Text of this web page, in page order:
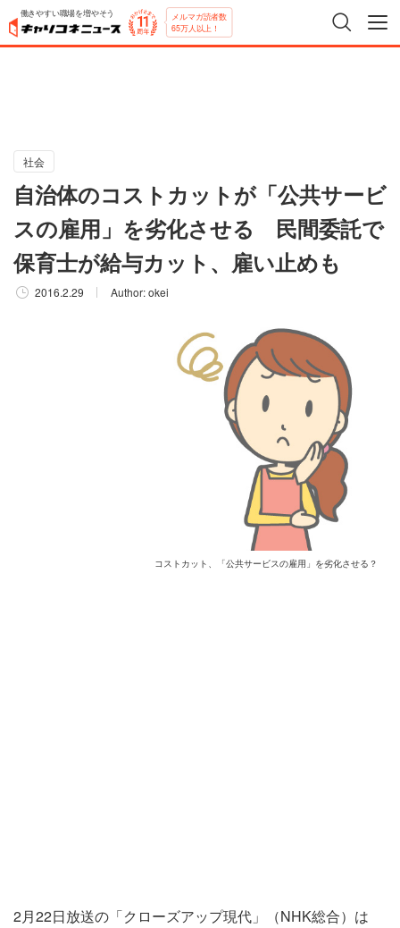
働きやすい職場を増やそう メルマガ読者数
65万人以上！
社会
自治体のコストカットが「公共サービ
スの雇用」を劣化させる 民間委託で
保育士が給与カット、雇い止めも
2016.2.29 Author:okei
コストカット、「公共サービスの雇用」を劣化させる？
2月22日放送の「クローズアップ現代」（NHK総合）は